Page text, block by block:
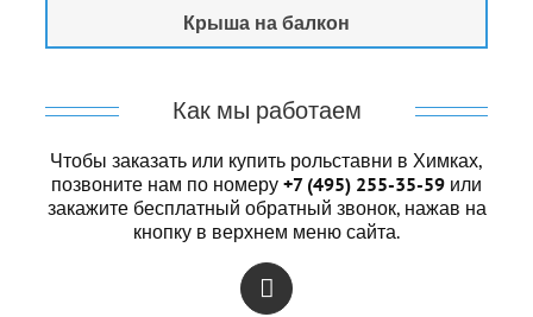
Крыша на балкон
Как мы работаем
Чтобы заказать или купить рольставни в Химках,
позвоните нам по номеру +7 (495) 255-35-59 или
закажите бесплатный обратный звонок, нажав на
кнопку в верхнем меню сайта.